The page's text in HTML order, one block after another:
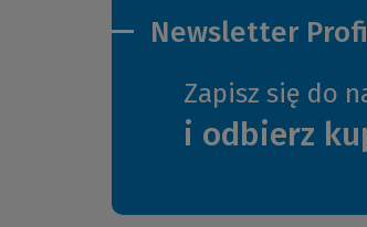
Newsletter
Zapisz się do
i odbierz